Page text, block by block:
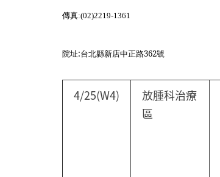
傳真:(02)2219-1361
院址:台北縣新店中正路362號
4/25(W4)
放腫科治療
區